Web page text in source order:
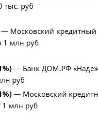
тыс. руб
Московский кредитный
1 млн руб
— Банк ДОМ.РФ
руб
— Московский
1 млн руб